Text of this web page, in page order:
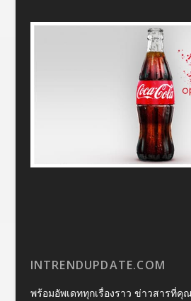
INTRENDUPDATE.COM
พร้อมอัพเดททุกเรื่องราว ข่าวสารที่คุ